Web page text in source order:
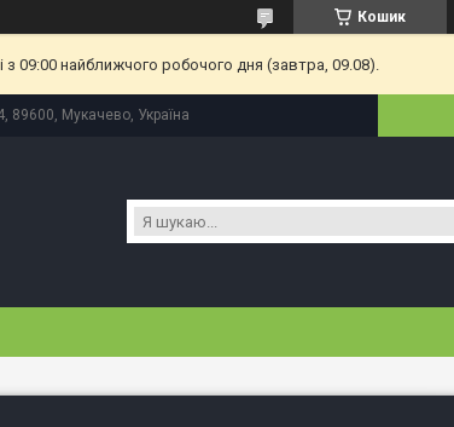
Кошик
09:00 найближчого робочого дня (завтра, 09.08).
89600, Мукачево, Україна